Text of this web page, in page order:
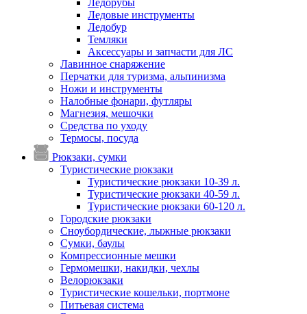
Ледорубы
Ледовые инструменты
Ледобур
Темляки
Аксессуары и запчасти для ЛС
Лавинное снаряжение
Перчатки для туризма, альпинизма
Ножи и инструменты
Налобные фонари, футляры
Магнезия, мешочки
Средства по уходу
Термосы, посуда
Рюкзаки, сумки
Туристические рюкзаки
Туристические рюкзаки 10-39 л.
Туристические рюкзаки 40-59 л.
Туристические рюкзаки 60-120 л.
Городские рюкзаки
Сноубордические, лыжные рюкзаки
Сумки, баулы
Компрессионные мешки
Гермомешки, накидки, чехлы
Велорюкзаки
Туристические кошельки, портмоне
Питьевая система